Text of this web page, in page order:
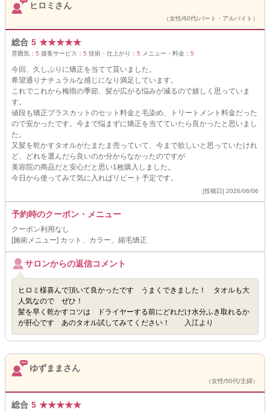
ヒロミさん
（女性/60代/パート・アルバイト）
総合 5 ★★★★★
雰囲気： 5 接客サービス： 5 技術・仕上がり： 5 メニュー・料金： 5
今回、久しぶりに矯正を当てて貰いました。
希望通りナチュラルな感じになり満足しています。
これでこれから梅雨の季節、髪が広がる悩みが減るので嬉しく思っていま
す。
値段も矯正プラスカットのセット料金と毛染め、トリートメント料金だった
ので安かったです。今まで悩まずに矯正を当てていたら良かったと思いまし
た。
又髪を乾かすタオルがたまたま売っていて、今まで欲しいと思っていたけれ
ど、どれを選んだら良いのか分からなかったのですが
美容院の商品だと安心だと思い1枚購入しました。
今日から使ってみて気に入ればリピート予定です。
[投稿日] 2026/06/06
予約時のクーポン・メニュー
クーポン利用なし
[施術メニュー] カット、カラー、縮毛矯正
サロンからの返信コメント
ヒロミ様喜んで頂いて良かったです うまくできました！ タオルも大
人気なので ぜひ！
髪を早く乾かすコツは ドライヤーする前にどれだけ水分ふき取れるか
が肝心です あのタオル試してみてください！ 入江より
ゆずままさん
（女性/50代/主婦）
総合 5 ★★★★★